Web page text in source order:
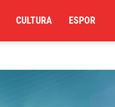
CULTURA ESPOR